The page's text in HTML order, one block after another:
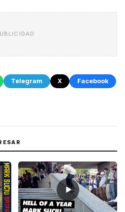
Telegram X
Facebook
▶